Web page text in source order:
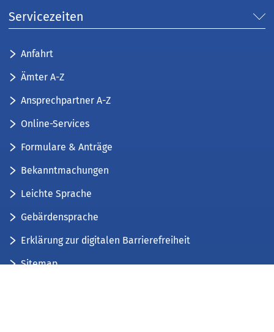
Servicezeiten
Anfahrt
Ämter A-Z
Ansprechpartner A-Z
Online-Services
Formulare & Anträge
Bekanntmachungen
Leichte Sprache
Gebärdensprache
Erklärung zur digitalen Barrierefreiheit
Sitemap